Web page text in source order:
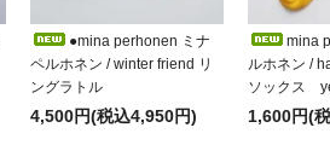
●mina perhonen ミナ
ペルホネン / winter friend リ
ングラトル
4,500円(税込4,950円)
mina
ルホネン /
ソックス
1,600円(